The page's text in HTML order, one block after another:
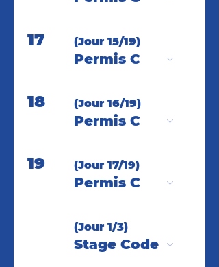
17 (Jour 15/19)
Permis C
18 (Jour 16/19)
Permis C
19 (Jour 17/19)
Permis C
(Jour 1/3)
Stage Code